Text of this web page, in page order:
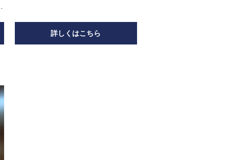
詳しくはこちら